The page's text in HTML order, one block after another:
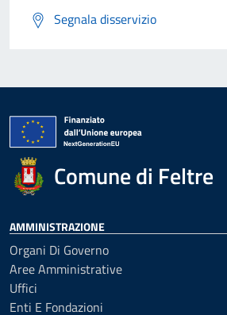
Segnala disservizio
Comune di Feltre
AMMINISTRAZIONE
Organi Di Governo
Aree Amministrative
Uffici
Enti E Fondazioni